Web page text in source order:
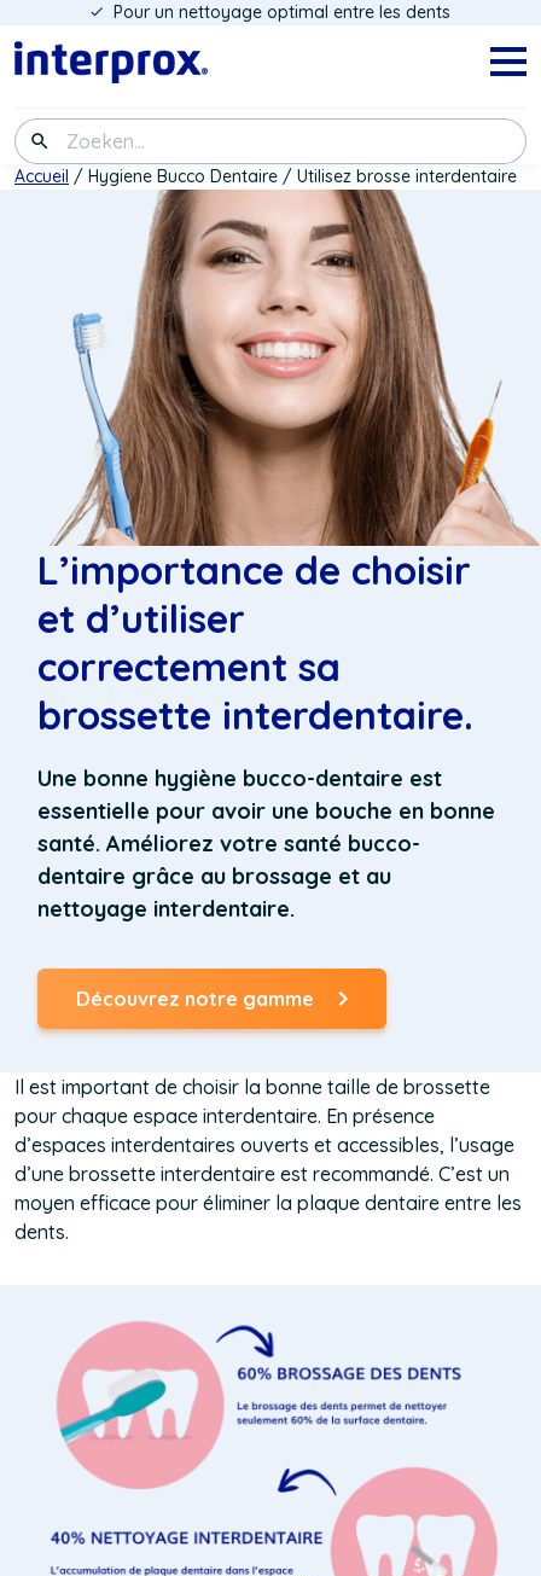
au
contenu
Zoeken
Pour un nettoyage optimal entre les dents
Fil
d'Ariane
Accueil Hygiene Bucco Dentaire Utilisez brosse interdentaire
L’importance de choisir
et d’utiliser
correctement sa
brossette interdentaire.
Une bonne hygiène bucco-dentaire est
essentielle pour avoir une bouche en bonne
santé. Améliorez votre santé bucco-
dentaire grâce au brossage et au
nettoyage interdentaire.
Découvrez notre gamme
Il est important de choisir la bonne taille de brossette
pour chaque espace interdentaire. En présence
d’espaces interdentaires ouverts et accessibles, l’usage
d’une brossette interdentaire est recommandé. C’est un
moyen efficace pour éliminer la plaque dentaire entre les
dents.